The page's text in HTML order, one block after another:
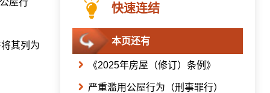
其列为
快速连结
本页还有
《2025年房屋（修订）条例》
严重滥用公屋行为（刑事罪行）